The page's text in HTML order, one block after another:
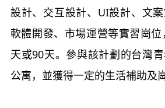
設計、交互設計、UI設計、文案
軟體開發、市場運營等實習崗
天或90天。參與該計劃的台灣
公寓，並獲得一定的生活補助及